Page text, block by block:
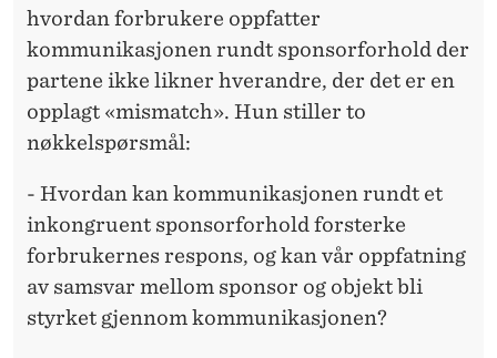
hvordan forbrukere oppfatter
kommunikasjonen rundt sponsorforhold der
partene ikke likner hverandre, der det er en
opplagt «mismatch». Hun stiller to
nøkkelspørsmål:
- Hvordan kan kommunikasjonen rundt et
inkongruent sponsorforhold forsterke
forbrukernes respons, og kan vår oppfatning
av samsvar mellom sponsor og objekt bli
styrket gjennom kommunikasjonen?